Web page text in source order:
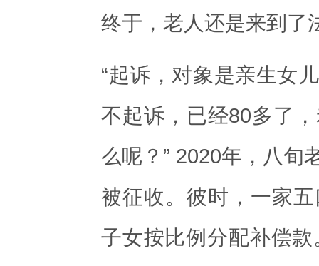
终于，老人还是来到了
“起诉，对象是亲生女
不起诉，已经80多了
么呢？” 2020年，八旬
被征收。彼时，一家
子女按比例分配补偿